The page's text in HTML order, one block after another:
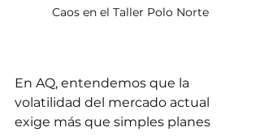
Caos en el Taller Polo Norte
En AQ, entendemos que la
volatilidad del mercado actual
exige más que simples planes